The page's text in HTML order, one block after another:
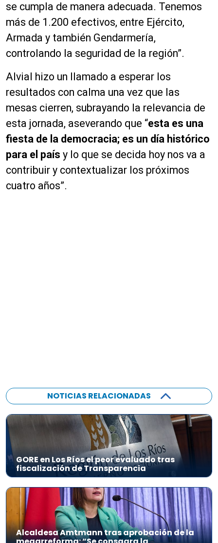
se cumpla de manera adecuada. Tenemos
más de 1.200 efectivos, entre Ejército,
Armada y también Gendarmería,
controlando la seguridad de la región”.
Alvial hizo un llamado a esperar los
resultados con calma una vez que las
mesas cierren, subrayando la relevancia de
esta jornada, aseverando que “esta es una
fiesta de la democracia; es un día histórico
para el país y lo que se decida hoy nos va a
contribuir y contextualizar los próximos
cuatro años”.
NOTICIAS RELACIONADAS
GORE en Los Ríos el peor evaluado tras
fiscalización de Transparencia
Alcaldesa Amtmann tras aprobación de la